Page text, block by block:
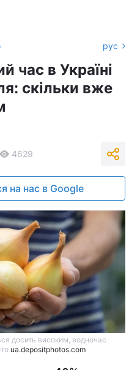
рус
час в Україні
скільки вже
4629
на нас в Google
досить високим, водночас
ua.depositphotos.com